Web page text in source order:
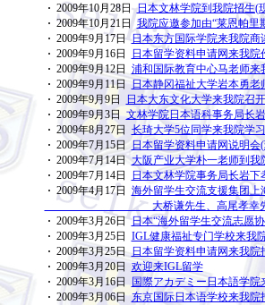
· 2009年10月28日日本文林学院到我院招生(
· 2009年10月21日我院应邀参加由“莱恩帕里
· 2009年9月17日日本东方国际学院来我院商
· 2009年9月16日
日本留学资料申请网来我
· 2009年9月12日 浦和国际教育中心马老师
· 2009年9月11日日本静冈福祉大学岩本勇老
· 2009年9月9日
日本大东文化大学来我院召
· 2009年9月3日文林学院日本语科事务局长
· 2009年8月27日 长琦大学5位同学来我院学
· 2009年7月15日日本留学资料申请网说明会
· 2009年7月14日大阪产业大学朴一老师到我
· 2009年7月14日
日本文林学院事务局长岩
· 2009年4月17日 海外留学生交流支援集团
大桥谦先生、高尾孝幸先生到
· 2009年3月26日日本“海外留学生交流志愿
· 2009年3月25日 IGL健康福祉专门学校来我
· 2009年3月25日
日本留学资料申请网来我院
· 2009年3月20日 欢迎来IGL留学
· 2009年3月16日
国際アカデミー日本語学
· 2009年3月06日 东京国际日本语学校来我院